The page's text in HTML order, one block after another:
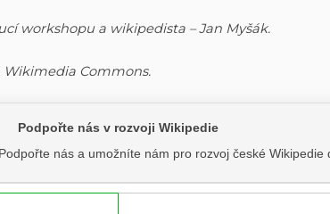
workshopu a wikipedista – Jan Myšák.
Wikimedia Commons.